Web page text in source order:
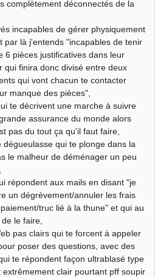
complètement déconnectés de la
incapables de gérer physiquement
par là j'entends "incapables de tenir
6 pièces justificatives dans leur
qui finira donc divisé entre deux
qui vont chacun te contacter
manque des pièces",
te décrivent une marche à suivre
assurance du monde alors
pas du tout ça qu'il faut faire,
dégueulasse qui te plonge dans la
le malheur de déménager un peu
répondent aux mails en disant "je
un dégrèvement/annuler les frais
truc lié à la thune" et qui au
le faire,
pas clairs qui te forcent à appeler
poser des questions, avec des
te répondent façon ultrablasé type
extrêmement clair pourtant pff soupir